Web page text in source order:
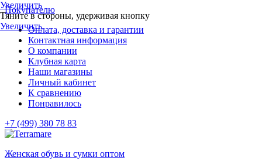
Покупателю
Оплата, доставка и гарантии
Контактная информация
О компании
Клубная карта
Наши магазины
Личный кабинет
К сравнению
Понравилось
+7 (499) 380 78 83
Женская обувь и сумки оптом
Увеличить
Тяните в стороны, удерживая кнопку
Увеличить